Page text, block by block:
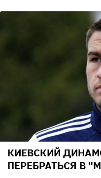
КИЕВСКИЙ
ПЕРЕБРАТЬСЯ В